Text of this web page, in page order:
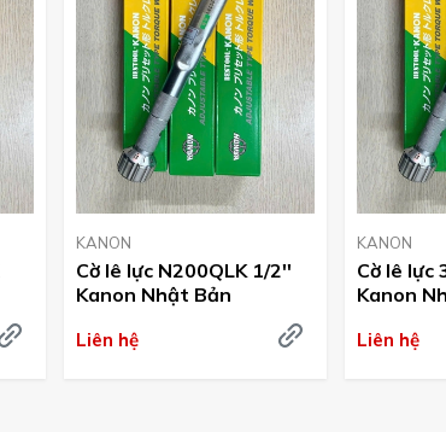
KANON
Cờ lê lực N200QLK 1/2''
Kanon Nhật Bản
Liên hệ
KANON
Cờ lê lực
Kanon
Liên hệ